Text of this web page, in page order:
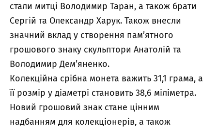
стали митці Володимир Таран, а також брати
Сергій та Олександр Харук. Також внесли
значний вклад у створення пам’ятного
грошового знаку скульптори Анатолій та
Володимир Дем’яненко.
Колекційна срібна монета важить 31,1 грама, а
її розмір у діаметрі становить 38,6 міліметра.
Новий грошовий знак стане цінним
надбанням для колекціонерів, а також